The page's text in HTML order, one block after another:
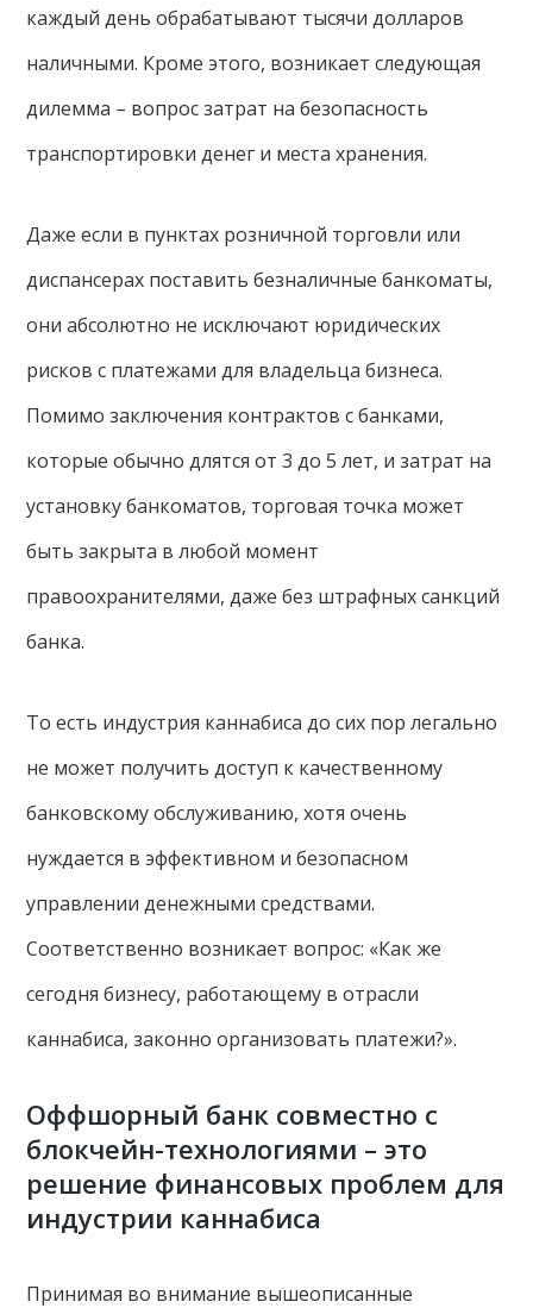
каждый день обрабатывают тысячи долларов
наличными. Кроме этого, возникает следующая
дилемма – вопрос затрат на безопасность
транспортировки денег и места хранения.
Даже если в пунктах розничной торговли или
диспансерах поставить безналичные банкоматы,
они абсолютно не исключают юридических
рисков с платежами для владельца бизнеса.
Помимо заключения контрактов с банками,
которые обычно длятся от 3 до 5 лет, и затрат на
установку банкоматов, торговая точка может
быть закрыта в любой момент
правоохранителями, даже без штрафных санкций
банка.
То есть индустрия каннабиса до сих пор легально
не может получить доступ к качественному
банковскому обслуживанию, хотя очень
нуждается в эффективном и безопасном
управлении денежными средствами.
Соответственно возникает вопрос: «Как же
сегодня бизнесу, работающему в отрасли
каннабиса, законно организовать платежи?».
Оффшорный банк совместно с
блокчейн-технологиями – это
решение финансовых проблем для
индустрии каннабиса
Принимая во внимание вышеописанные